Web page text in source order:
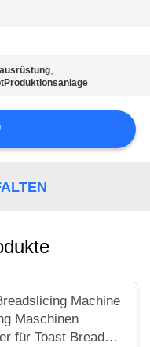
,
Machine
Maschinen
für Toast Bread